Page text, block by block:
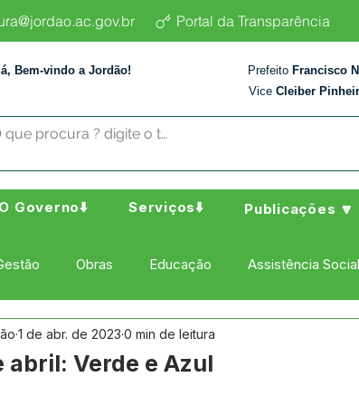
Portal da Transparência
Bem-vindo a Jordão! Prefeito Francisco
Vice Cleiber
Governo⬇️ Serviços⬇️ Publicações 🔽
Obras Educação Assistência Social
Esporte e Lazer Administração e Finanças
abril: Verde e Azul
1 de abr. de 2023 0 min de leitura